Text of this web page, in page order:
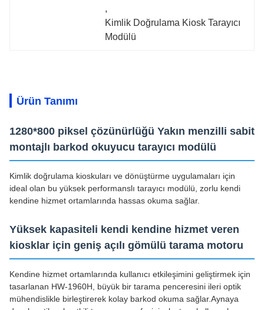
,
Kimlik Doğrulama Kiosk Tarayıcı
Modülü
Ürün Tanımı
1280*800 piksel çözünürlüğü Yakın menzilli sabit
montajlı barkod okuyucu tarayıcı modülü
Kimlik doğrulama kioskuları ve dönüştürme uygulamaları için
ideal olan bu yüksek performanslı tarayıcı modülü, zorlu kendi
kendine hizmet ortamlarında hassas okuma sağlar.
Yüksek kapasiteli kendi kendine hizmet veren
kiosklar için geniş açılı gömülü tarama motoru
Kendine hizmet ortamlarında kullanıcı etkileşimini geliştirmek için
tasarlanan HW-1960H, büyük bir tarama penceresini ileri optik
mühendislikle birleştirerek kolay barkod okuma sağlar.Aynaya